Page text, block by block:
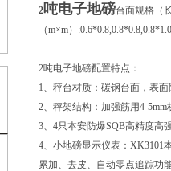
2吨电子地磅台面规格（
（m×m）
2吨电子地磅配置特点：
1、秤台材质：碳钢台面，表
2、秤架结构：加强筋用4-
3、4只本安防爆SQB高精度高
4、小地磅显示仪表：XK3101
累加、去皮、自动零点追踪功